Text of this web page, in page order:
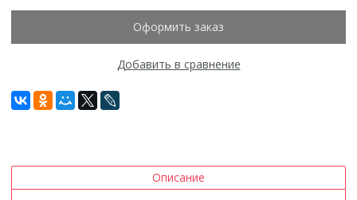
Оформить заказ
Добавить в сравнение
Описание